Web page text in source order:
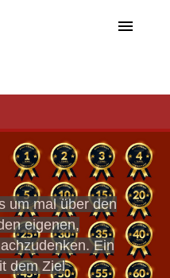
menu
um mal über den
eigenen,
Ein
dem Ziel